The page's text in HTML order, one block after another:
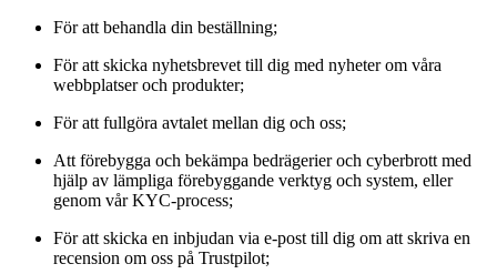
För att behandla din beställning;
För att skicka nyhetsbrevet till dig med nyheter om våra
webbplatser och produkter;
För att fullgöra avtalet mellan dig och oss;
Att förebygga och bekämpa bedrägerier och cyberbrott med
hjälp av lämpliga förebyggande verktyg och system, eller
genom vår KYC-process;
För att skicka en inbjudan via e-post till dig om att skriva en
recension om oss på Trustpilot;